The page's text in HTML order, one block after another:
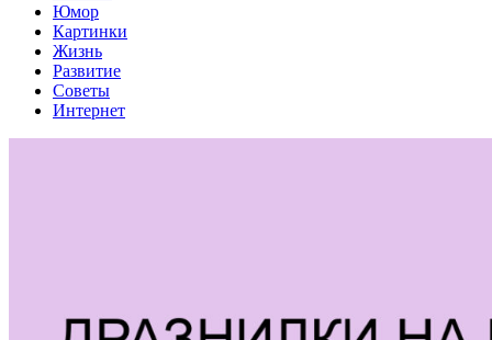
Юмор
Картинки
Жизнь
Развитие
Советы
Интернет